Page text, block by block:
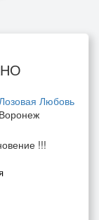
Любовь
Воронеж
!!!